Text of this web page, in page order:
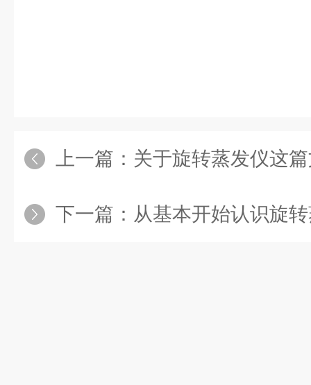
上一篇： 关于旋转蒸发仪这
下一篇： 从基本开始认识旋